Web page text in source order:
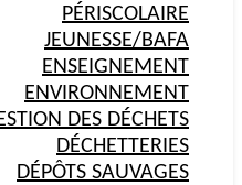
PÉRISCOLAIRE
JEUNESSE/BAFA
ENSEIGNEMENT
ENVIRONNEMENT
DES DÉCHETS
DÉCHETTERIES
DÉPÔTS SAUVAGES